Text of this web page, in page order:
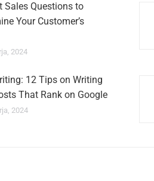
Sales Questions to
Your Customer’s
2024
12 Tips on Writing
That Rank on Google
2024